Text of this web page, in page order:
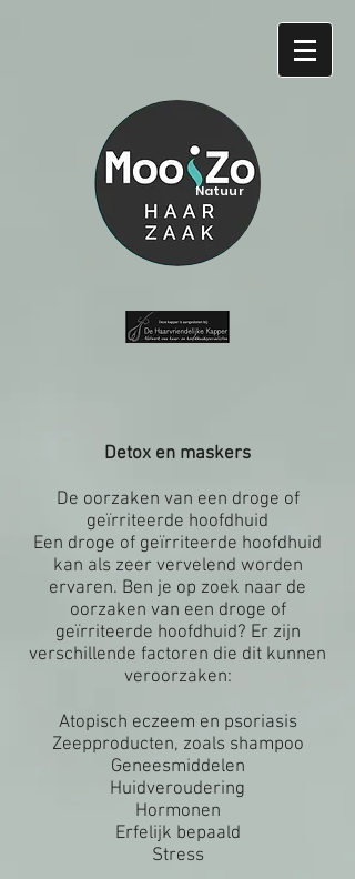
Natuur
Detox en maskers
De oorzaken van een droge of
geïrriteerde hoofdhuid
Een droge of geïrriteerde hoofdhuid
kan als zeer vervelend worden
ervaren. Ben je op zoek naar de
oorzaken van een droge of
geïrriteerde hoofdhuid? Er zijn
verschillende factoren die dit kunnen
veroorzaken:
Atopisch eczeem en psoriasis
Zeepproducten, zoals shampoo
Geneesmiddelen
Huidveroudering
Hormonen
Erfelijk bepaald
Stress